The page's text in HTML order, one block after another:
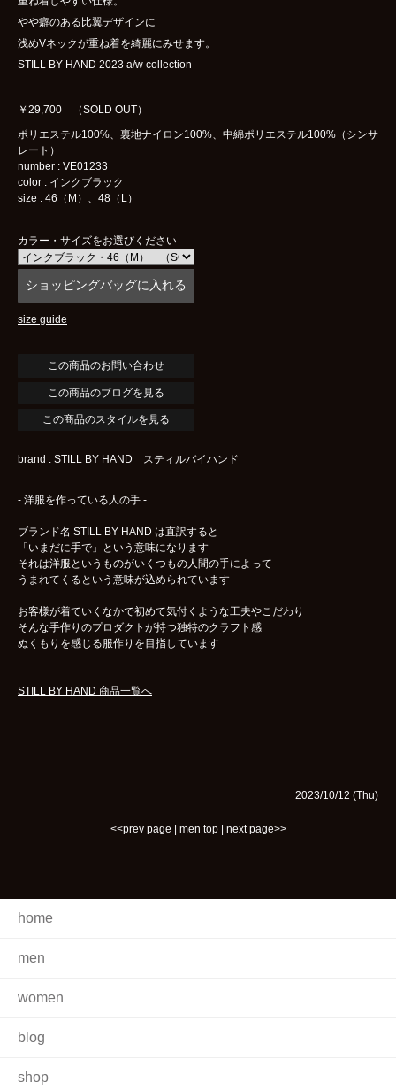
やや癖のある比翼デザインに
浅めVネックが重ね着を綺麗にみせます。
STILL BY HAND 2023 a/w collection
￥29,700 （SOLD OUT）
ポリエステル100%、裏地ナイロン100%、中綿ポリエステル100%（シンサ
レート）
number : VE01233
color : インクブラック
size : 46（M）、48（L）
カラー・サイズをお選びください
size guide
この商品のブログを見る
この商品のスタイルを見る
brand : STILL BY HAND スティルバイハンド
- 洋服を作っている人の手 -
ブランド名 STILL BY HAND は直訳すると
「いまだに手で」という意味になります
それは洋服というものがいくつもの人間の手によって
うまれてくるという意味が込められています
お客様が着ていくなかで初めて気付くような工夫やこだわり
そんな手作りのプロダクトが持つ独特のクラフト感
ぬくもりを感じる服作りを目指しています
STILL BY HAND 商品一覧へ
2023/10/12 (Thu)
<<prev page | men top| next page>>
home
men
women
blog
shop